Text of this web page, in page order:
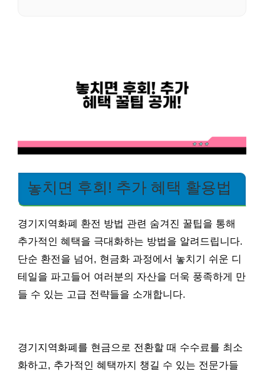
놓치면 후회! 추가 혜택 활용법
경기지역화폐 환전 방법 관련 숨겨진 꿀팁을 통해
추가적인 혜택을 극대화하는 방법을 알려드립니다.
단순 환전을 넘어, 현금화 과정에서 놓치기 쉬운 디
테일을 파고들어 여러분의 자산을 더욱 풍족하게 만
들 수 있는 고급 전략들을 소개합니다.
경기지역화폐를 현금으로 전환할 때 수수료를 최소
화하고, 추가적인 혜택까지 챙길 수 있는 전문가들